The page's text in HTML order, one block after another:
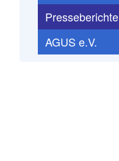
Presseberichte
AGUS e.V.